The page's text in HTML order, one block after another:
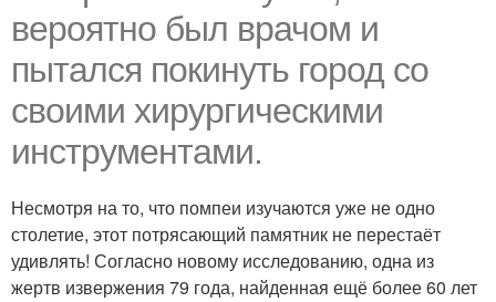
вероятно был врачом и
пытался покинуть город со
своими хирургическими
инструментами.
Несмотря на то, что помпеи изучаются уже не одно
столетие, этот потрясающий памятник не перестаёт
удивлять! Согласно новому исследованию, одна из
жертв извержения 79 года, найденная ещё более 60 лет